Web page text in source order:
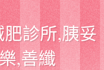
診所,胰妥
,善纖